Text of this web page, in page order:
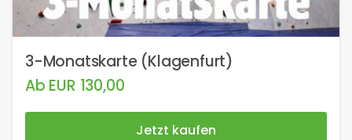
3-Monatskarte (Klagenfurt)
Ab EUR 130,00
Jetzt kaufen